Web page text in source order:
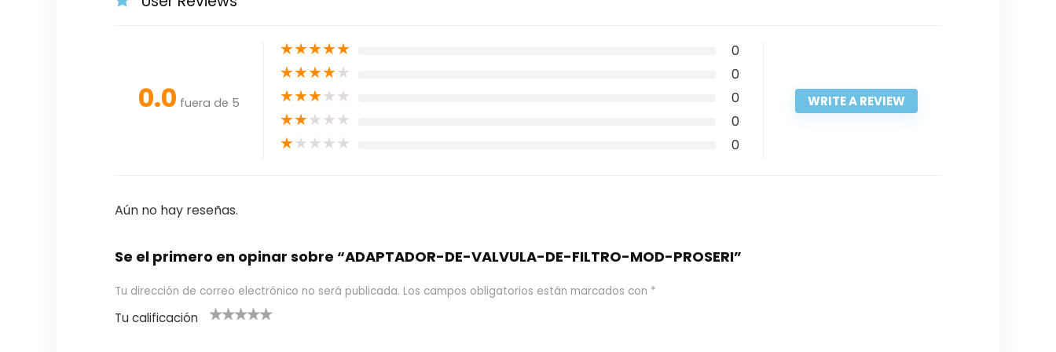
0.0 fuera de 5
★★★★★ 0
★★★★★ 0
★★★★★ 0
★★★★★ 0
★★★★★ 0
WRITE A REVIEW
Aún no hay reseñas.
Se el primero en opinar sobre “ADAPTADOR-DE-VALVULA-DE-FILTRO-MOD-PROSERI”
Tu dirección de correo electrónico no será publicada. Los campos obligatorios están marcados con *
Tu calificación